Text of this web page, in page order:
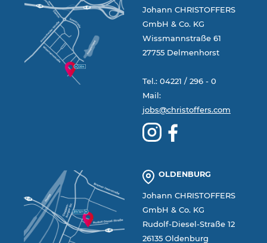
Johann CHRISTOFFERS
GmbH & Co. KG
Wissmannstraße 61
27755 Delmenhorst
Tel.: 04221 / 296 - 0
Mail:
jobs@christoffers.com
OLDENBURG
Johann CHRISTOFFERS
GmbH & Co. KG
Rudolf-Diesel-Straße 12
26135 Oldenburg